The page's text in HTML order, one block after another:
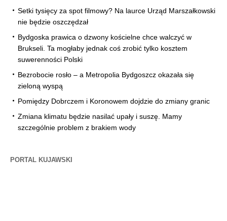
Setki tysięcy za spot filmowy? Na laurce Urząd Marszałkowski
nie będzie oszczędzał
Bydgoska prawica o dzwony kościelne chce walczyć w
Brukseli. Ta mogłaby jednak coś zrobić tylko kosztem
suwerenności Polski
Bezrobocie rosło – a Metropolia Bydgoszcz okazała się
zieloną wyspą
Pomiędzy Dobrczem i Koronowem dojdzie do zmiany granic
Zmiana klimatu będzie nasilać upały i suszę. Mamy
szczególnie problem z brakiem wody
PORTAL KUJAWSKI